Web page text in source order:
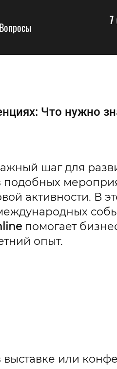
Вопросы
Что нужно
шаг для
подобных
активности. В
помогает
опыт.
выставке или